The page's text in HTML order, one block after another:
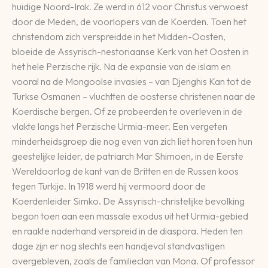
huidige Noord-Irak. Ze werd in 612 voor Christus verwoest
door de Meden, de voorlopers van de Koerden. Toen het
christendom zich verspreidde in het Midden-Oosten,
bloeide de Assyrisch-nestoriaanse Kerk van het Oosten in
het hele Perzische rijk. Na de expansie van de islam en
vooral na de Mongoolse invasies – van Djenghis Kan tot de
Turkse Osmanen – vluchtten de oosterse christenen naar de
Koerdische bergen. Of ze probeerden te overleven in de
vlakte langs het Perzische Urmia-meer. Een vergeten
minderheidsgroep die nog even van zich liet horen toen hun
geestelijke leider, de patriarch Mar Shimoen, in de Eerste
Wereldoorlog de kant van de Britten en de Russen koos
tegen Turkije. In 1918 werd hij vermoord door de
Koerdenleider Simko. De Assyrisch-christelijke bevolking
begon toen aan een massale exodus uit het Urmia-gebied
en raakte naderhand verspreid in de diaspora. Heden ten
dage zijn er nog slechts een handjevol standvastigen
overgebleven, zoals de familieclan van Mona. Of professor